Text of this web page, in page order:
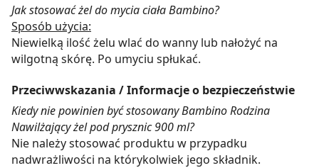
Jak stosować żel do mycia ciała Bambino?
Sposób użycia:
Niewielką ilość żelu wlać do wanny lub nałożyć na
wilgotną skórę. Po umyciu spłukać.
Przeciwwskazania / Informacje o bezpieczeństwie
Kiedy nie powinien być stosowany Bambino Rodzina
Nawilżający żel pod prysznic 900 ml?
Nie należy stosować produktu w przypadku
nadwrażliwości na którykolwiek jego składnik.